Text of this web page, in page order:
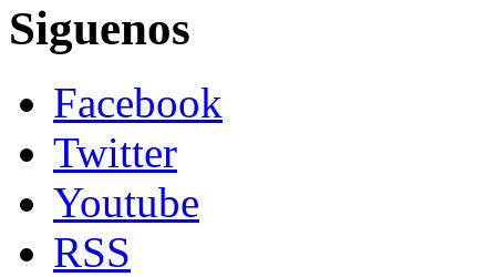
Siguenos
Facebook
Twitter
Youtube
RSS